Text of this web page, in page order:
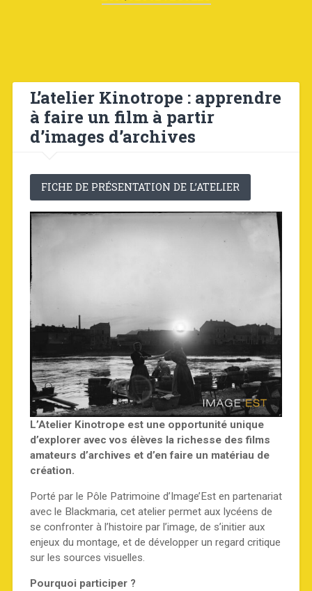
L’atelier Kinotrope : apprendre
à faire un film à partir
d’images d’archives
FICHE DE PRÉSENTATION DE L’ATELIER
L’Atelier Kinotrope est une opportunité unique
d’explorer avec vos élèves la richesse des films
amateurs d’archives et d’en faire un matériau de
création.
Porté par le Pôle Patrimoine d’Image’Est en partenariat
avec le Blackmaria, cet atelier permet aux lycéens de
se confronter à l’histoire par l’image, de s’initier aux
enjeux du montage, et de développer un regard critique
sur les sources visuelles.
Pourquoi participer ?